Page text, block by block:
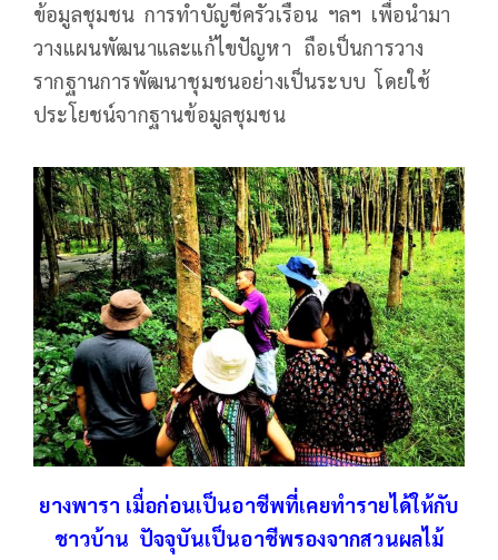
ข้อมูลชุมชน การทำบัญชีครัวเรือน ฯลฯ เพื่อนำมา
วางแผนพัฒนาและแก้ไขปัญหา ถือเป็นการวาง
รากฐานการพัฒนาชุมชนอย่างเป็นระบบ โดยใช้
ประโยชน์จากฐานข้อมูลชุมชน
ยางพารา เมื่อก่อนเป็นอาชีพที่เคยทำรายได้ให้กับ
ชาวบ้าน ปัจจุบันเป็นอาชีพรองจากสวนผลไม้